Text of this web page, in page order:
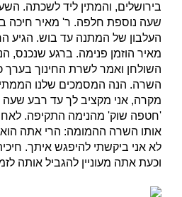
בירושלים, והמתין ליד לשכתה.
שעה נוספת חלפה. ר' מאיר חיכה
העלבון של המתנה עד בוש. הגיע
מאיר הוזמן פנימה. ברגע שנכנס,
השולחן ואמר לשרת החינוך בערך
השרה. הנה המסמכים שלנו
מקרה, אני מקציב לך עד רבע
'חטפה שוק' מהנימה התקיפה.
אותו השרה ההמומה: הרי אתה
לא אני ביקשתי להיפגש איתך.
וכעת אתה מעוניין להגביל אותה